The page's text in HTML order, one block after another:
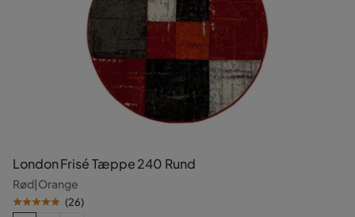
London Frisé Tæppe 240 Rund
Rød|Orange
(26)